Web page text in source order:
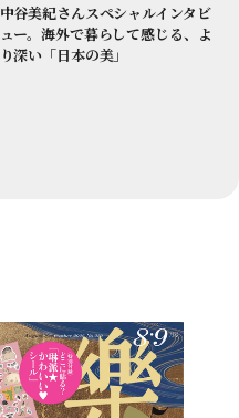
中谷美紀さんスペシャルインタビ
ュー。海外で暮らして感じる、よ
り深い「日本の美」